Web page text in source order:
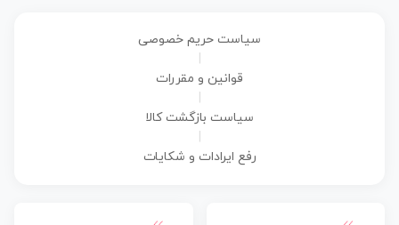
سیاست حریم خصوصی
قوانین و مقررات
سیاست بازگشت کالا
رفع ایرادات و شکایات